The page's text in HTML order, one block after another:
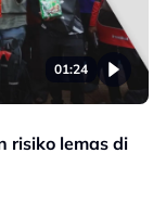
01:24
risiko lemas di